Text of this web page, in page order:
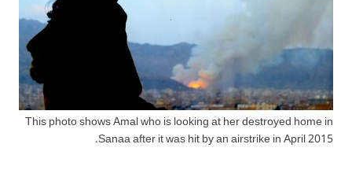
This photo shows Amal who is looking at her destroyed home in
Sanaa after it was hit by an airstrike in April 2015.